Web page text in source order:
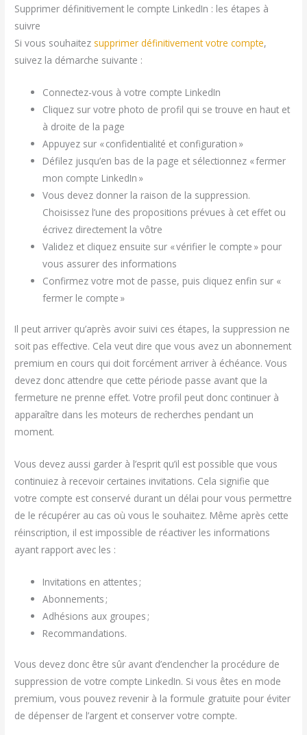
Supprimer définitivement le compte LinkedIn : les étapes à
suivre
Si vous souhaitez supprimer définitivement votre compte,
suivez la démarche suivante :
Connectez-vous à votre compte LinkedIn
Cliquez sur votre photo de profil qui se trouve en haut et
à droite de la page
Appuyez sur « confidentialité et configuration »
Défilez jusqu’en bas de la page et sélectionnez « fermer
mon compte LinkedIn »
Vous devez donner la raison de la suppression.
Choisissez l’une des propositions prévues à cet effet ou
écrivez directement la vôtre
Validez et cliquez ensuite sur « vérifier le compte » pour
vous assurer des informations
Confirmez votre mot de passe, puis cliquez enfin sur «
fermer le compte »
Il peut arriver qu’après avoir suivi ces étapes, la suppression ne
soit pas effective. Cela veut dire que vous avez un abonnement
premium en cours qui doit forcément arriver à échéance. Vous
devez donc attendre que cette période passe avant que la
fermeture ne prenne effet. Votre profil peut donc continuer à
apparaître dans les moteurs de recherches pendant un
moment.
Vous devez aussi garder à l’esprit qu’il est possible que vous
continuiez à recevoir certaines invitations. Cela signifie que
votre compte est conservé durant un délai pour vous permettre
de le récupérer au cas où vous le souhaitez. Même après cette
réinscription, il est impossible de réactiver les informations
ayant rapport avec les :
Invitations en attentes ;
Abonnements ;
Adhésions aux groupes ;
Recommandations.
Vous devez donc être sûr avant d’enclencher la procédure de
suppression de votre compte LinkedIn. Si vous êtes en mode
premium, vous pouvez revenir à la formule gratuite pour éviter
de dépenser de l’argent et conserver votre compte.